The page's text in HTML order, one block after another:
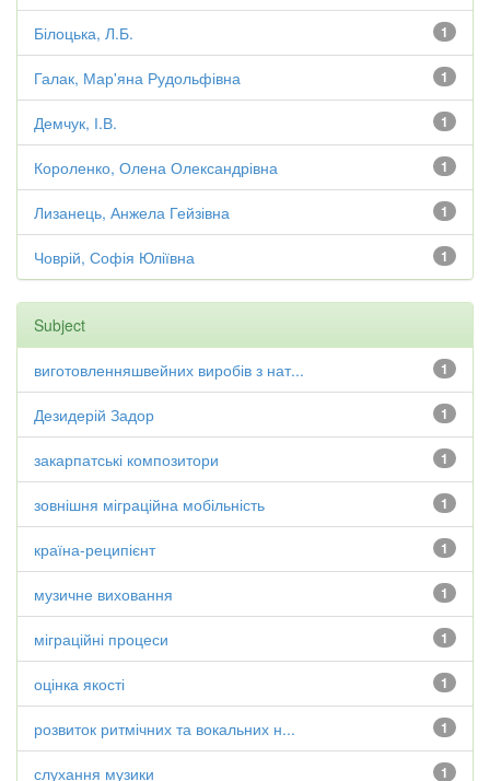
1
Білоцька, Л.Б.
1
Галак, Мар'яна Рудольфівна
1
Демчук, І.В.
1
Короленко, Олена Олександрівна
1
Лизанець, Анжела Гейзівна
1
Човрій, Софія Юліївна
Subject
1
виготовленняшвейних виробів з нат...
1
Дезидерій Задор
1
закарпатські композитори
1
зовнішня міграційна мобільність
1
країна-реципієнт
1
музичне виховання
1
міграційні процеси
1
оцінка якості
1
розвиток ритмічних та вокальних н...
1
слухання музики